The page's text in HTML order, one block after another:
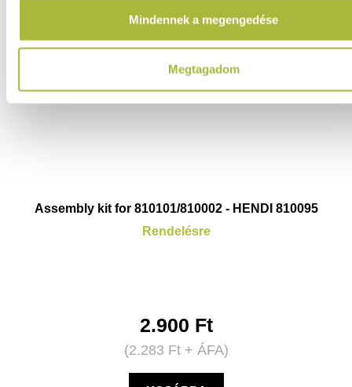
Mindennek a megengedése
Megtagadom
Assembly kit for 810101/810002 - HENDI 810095
Rendelésre
2.900 Ft
(2.283 Ft+ ÁFA)